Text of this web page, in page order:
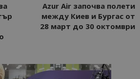
Azur Air започва полети
между Киев и Бургас от
28 март до 30 октомври